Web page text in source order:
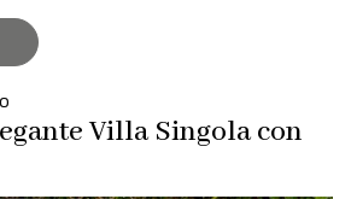
FROM
TRILOCALE
A
CON
265MQ
GIARDINO
Trilocale
Villa Singola con